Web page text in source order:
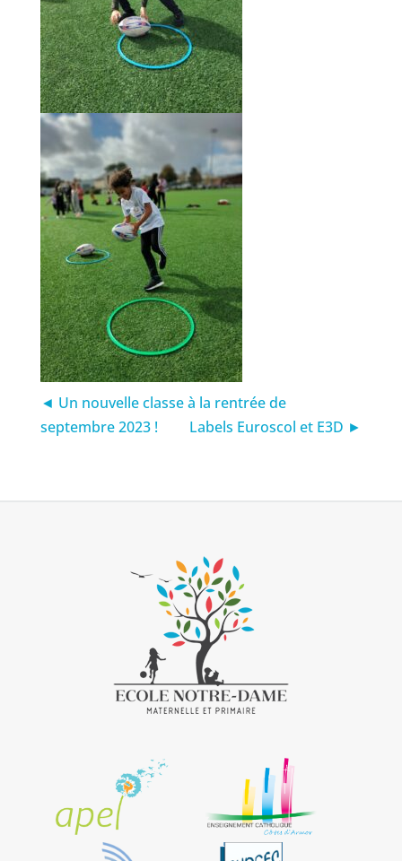
◄ Un nouvelle classe à la rentrée de
septembre 2023 !
Labels Euroscol et E3D ►